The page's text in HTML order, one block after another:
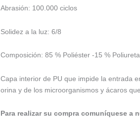
Abrasión: 100.000 ciclos
Solidez a la luz: 6/8
Composición: 85 % Poliéster -15 %
Capa interior de PU que impide la entrada
orina y de los microorganismos y ácaros
Para realizar su compra comuníquese a